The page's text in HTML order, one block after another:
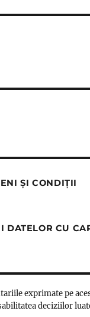
ȘI CONDIȚII
CU
exprimate pe
deciziilor